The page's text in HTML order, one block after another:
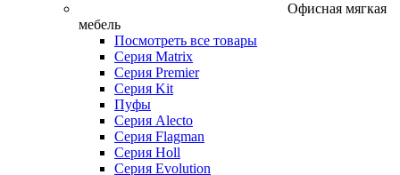
Офисная мягкая
мебель
Посмотреть все товары
Серия Matrix
Серия Premier
Серия Kit
Пуфы
Серия Alecto
Серия Flagman
Серия Holl
Серия Evolution